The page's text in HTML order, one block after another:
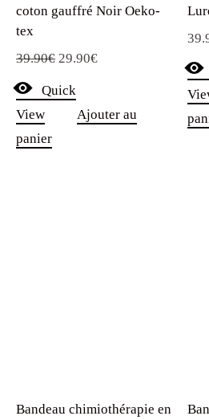
coton gauffré Noir Oeko-
tex
39.90€ Le
prix
initial
était :
29.90€Le
est :
Quick
View
Ajouter au
panier
Bandeau chimiothérapie en